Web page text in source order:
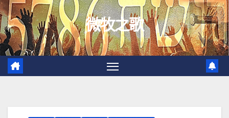
跳
至
内
容
微牧之歌